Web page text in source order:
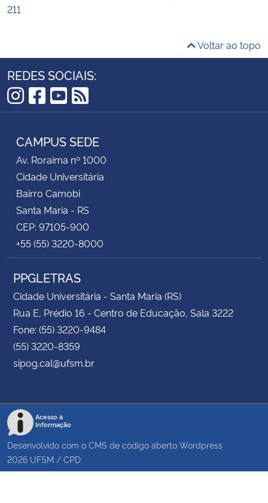
211
Voltar ao topo
REDES SOCIAIS:
Instagram
Facebook
YouTube
RSS
CAMPUS SEDE
Av. Roraima nº 1000
Cidade Universitária
Bairro Camobi
Santa Maria - RS
CEP: 97105-900
+55 (55) 3220-8000
PPGLETRAS
Cidade Universitária - Santa Maria (RS)
Rua E, Prédio 16 - Centro de Educação, Sala 3222
Fone: (55) 3220-9484
(55) 3220-8359
sipog.cal@ufsm.br
Acesso à
Informação
Desenvolvido com o CMS de código aberto Wordpress
2026 UFSM / CPD